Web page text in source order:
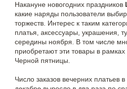
Накануне новогодних праздников
какие наряды пользователи
торжеств. Интерес к таким
платья, аксессуары, украшения,
середины ноября. В том числе
приобретают эти товары в
Черной пятницы.
Число заказов вечерних платьев